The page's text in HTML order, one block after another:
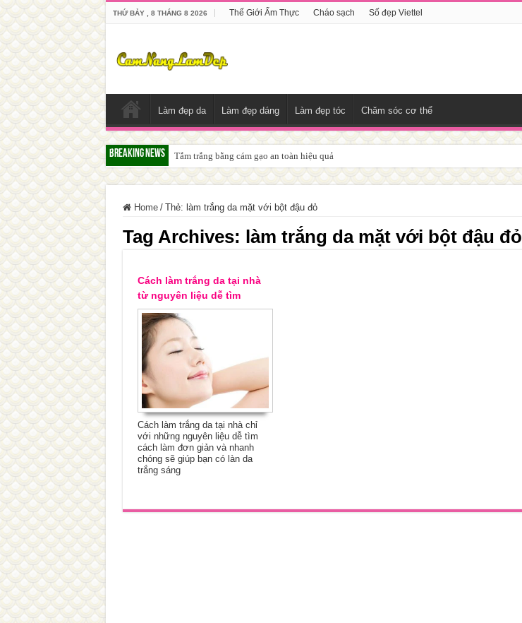
THỨ BẢY , 8 THÁNG 8 2026 Thế Giới Ẩm Thực Cháo sạch Số đẹp Viettel
Làm đẹp da Làm đẹp dáng Làm đẹp tóc Chăm sóc cơ thể
Breaking News Tắm trắng bằng cám gạo an toàn hiệu quả
Home / Thẻ: làm trắng da mặt với bột đậu đỏ
Tag Archives: làm trắng da mặt với bột đậu đỏ
Cách làm trắng da tại nhà
từ nguyên liệu dễ tìm
Cách làm trắng da tại nhà chỉ
với những nguyên liệu dễ tìm
cách làm đơn giản và nhanh
chóng sẽ giúp bạn có làn da
trắng sáng